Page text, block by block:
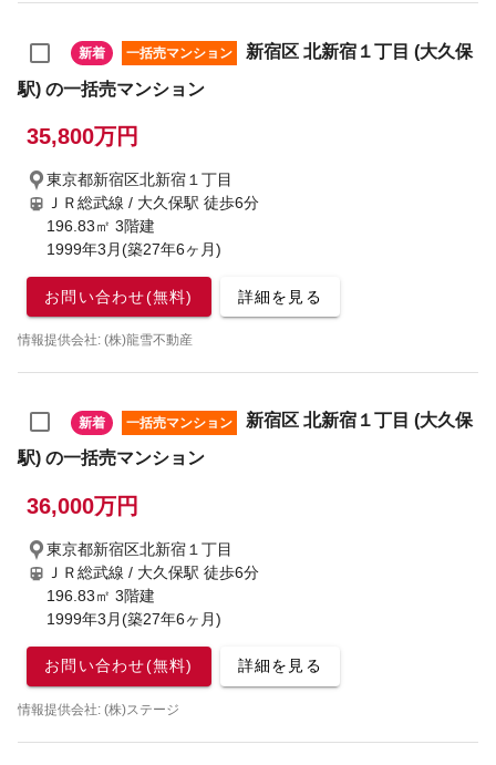
新着 一括売マンション
新宿区 北新宿１丁目 (大久保
駅) の一括売マンション
35,800万円
東京都新宿区北新宿１丁目
ＪＲ総武線 / 大久保駅 徒歩6分
196.83㎡ 3階建
1999年3月(築27年6ヶ月)
お問い合わせ(無料) 詳細を見る
情報提供会社: (株)龍雪不動産
新着 一括売マンション
新宿区 北新宿１丁目 (大久保
駅) の一括売マンション
36,000万円
東京都新宿区北新宿１丁目
ＪＲ総武線 / 大久保駅 徒歩6分
196.83㎡ 3階建
1999年3月(築27年6ヶ月)
お問い合わせ(無料) 詳細を見る
情報提供会社: (株)ステージ